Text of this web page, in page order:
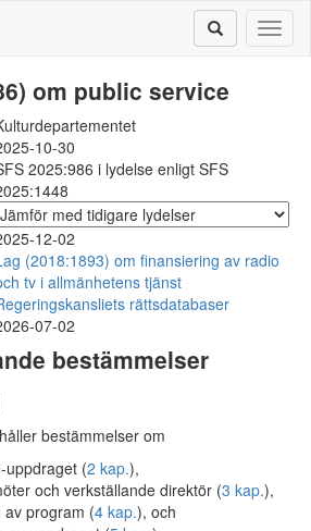
om public service
10-30
2025:986 i lydelse enligt SFS
12-02
(2018:1893) om finansiering av radio
tv i allmänhetens tjänst
rättsdatabaser
07-02
bestämmelser
bestämmelser om
uppdraget (2 kap.),
och verkställande direktör (3 kap.),
program (4 kap.), och